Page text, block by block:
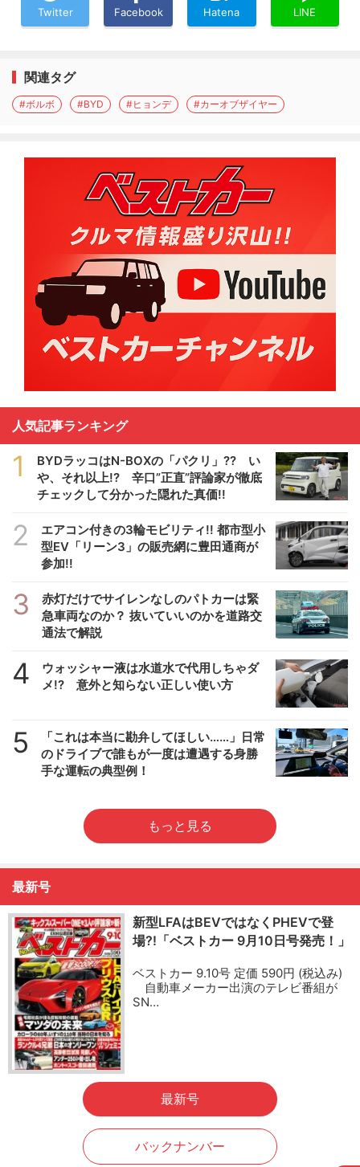
Twitter Facebook Hatena LINE
関連タグ
#ボルボ #BYD #ヒョンデ #カーオブザイヤー
人気記事ランキング
1
BYDラッコはN-BOXの「パクリ」?? い
や、それ以上!? 辛口”正直”評論家が徹底
チェックして分かった隠れた真価!!
2
エアコン付きの3輪モビリティ!! 都市型小
型EV「リーン3」の販売網に豊田通商が
参加!!
3
赤灯だけでサイレンなしのパトカーは緊
急車両なのか？ 抜いていいのかを道路交
通法で解説
4
ウォッシャー液は水道水で代用しちゃダ
メ!? 意外と知らない正しい使い方
5
「これは本当に勘弁してほしい……」日常
のドライブで誰もが一度は遭遇する身勝
手な運転の典型例！
もっと見る
最新号
新型LFAはBEVではなくPHEVで登
場?!「ベストカー 9月10日号発売！」
ベストカー 9.10号 定価 590円 (税込み)
自動車メーカー出演のテレビ番組が
SN…
最新号
バックナンバー